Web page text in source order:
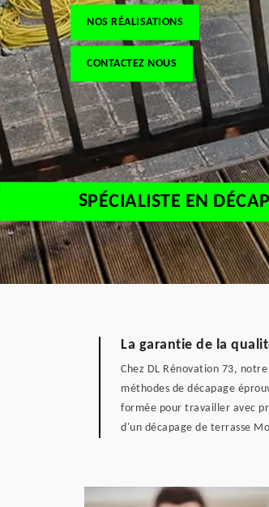
NOS RÉALISATIONS
CONTACTEZ NOUS
SPÉCIALISTE EN
La garantie de la
Chez DL Rénovation 73,
méthodes de décapage
formée pour travailler avec
d'un décapage de terrasse